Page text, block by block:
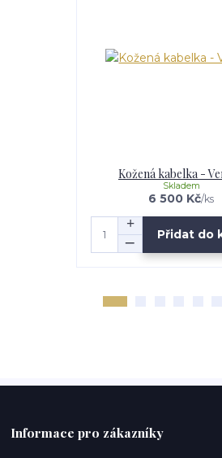
Kožená kabelka -
6 500 Kč/ks
Skladem
Přidat do
Informace pro zákazníky